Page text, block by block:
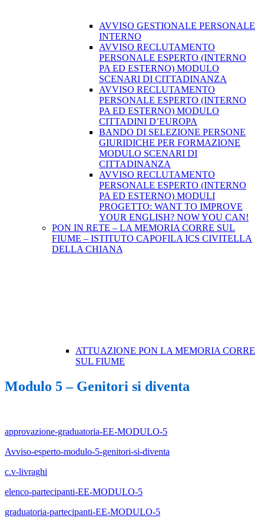
AVVISO GESTIONALE PERSONALE
INTERNO
AVVISO RECLUTAMENTO
PERSONALE ESPERTO (INTERNO
PA ED ESTERNO) MODULO
SCENARI DI CITTADINANZA
AVVISO RECLUTAMENTO
PERSONALE ESPERTO (INTERNO
PA ED ESTERNO) MODULO
CITTADINI D’EUROPA
BANDO DI SELEZIONE PERSONE
GIURIDICHE PER FORMAZIONE
MODULO SCENARI DI
CITTADINANZA
AVVISO RECLUTAMENTO
PERSONALE ESPERTO (INTERNO
PA ED ESTERNO) MODULI
PROGETTO: WANT TO IMPROVE
YOUR ENGLISH? NOW YOU CAN!
PON IN RETE – LA MEMORIA CORRE SUL
FIUME – ISTITUTO CAPOFILA ICS CIVITELLA
DELLA CHIANA
ATTUAZIONE PON LA MEMORIA CORRE
SUL FIUME
Modulo 5 – Genitori si diventa
approvazione-graduatoria-EE-MODULO-5
Avviso-esperto-modulo-5-genitori-si-diventa
c.v-livraghi
elenco-partecipanti-EE-MODULO-5
graduatoria-partecipanti-EE-MODULO-5